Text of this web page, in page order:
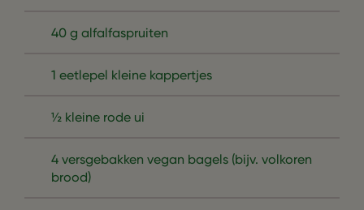
40 g alfalfaspruiten
1 eetlepel kleine kappertjes
½ kleine rode ui
4 versgebakken vegan bagels (bijv. volkoren
brood)